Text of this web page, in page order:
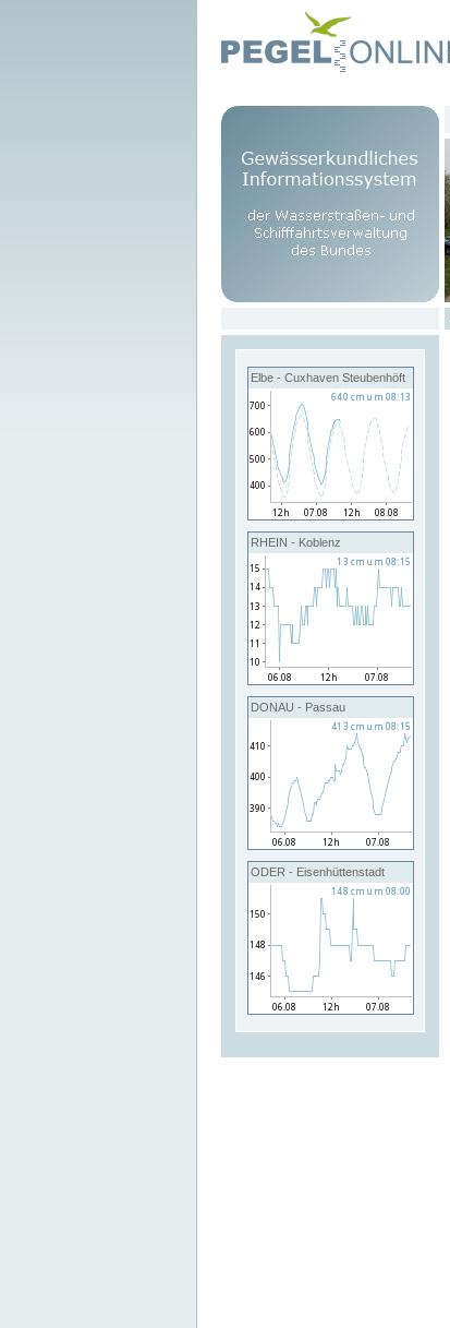
Elbe - Cuxhaven Steubenhöft
RHEIN - Koblenz
DONAU - Passau
ODER - Eisenhüttenstadt